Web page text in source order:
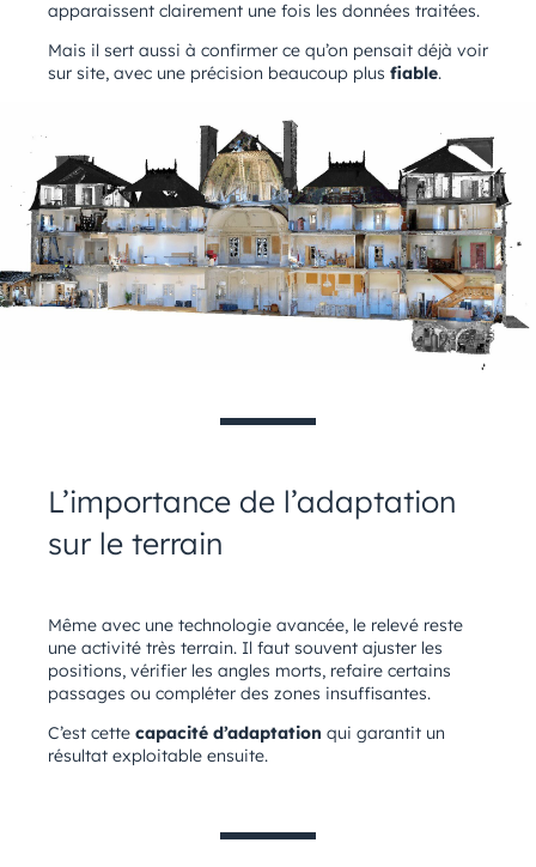
apparaissent clairement une fois les données traitées.
Mais il sert aussi à confirmer ce qu’on pensait déjà voir
sur site, avec une précision beaucoup plus fiable.
L’importance de l’adaptation
sur le terrain
Même avec une technologie avancée, le relevé reste
une activité très terrain. Il faut souvent ajuster les
positions, vérifier les angles morts, refaire certains
passages ou compléter des zones insuffisantes.
C’est cette capacité d’adaptation qui garantit un
résultat exploitable ensuite.